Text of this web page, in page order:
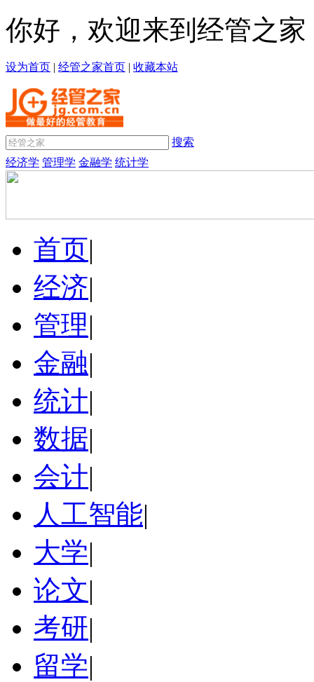
你好，欢迎来到经管之家
设为首页 | 经管之家首页 | 收藏本站
搜索
经济学 管理学 金融学 统计学
首页|
经济|
管理|
金融|
统计|
数据|
会计|
人工智能|
大学|
论文|
考研|
留学|